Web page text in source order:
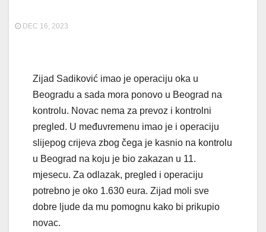
DEC 16, 2023
Zijad Sadiković imao je operaciju oka u
Beogradu a sada mora ponovo u Beograd na
kontrolu. Novac nema za prevoz i kontrolni
pregled. U međuvremenu imao je i operaciju
slijepog crijeva zbog čega je kasnio na kontrolu
u Beograd na koju je bio zakazan u 11.
mjesecu. Za odlazak, pregled i operaciju
potrebno je oko 1.630 eura. Zijad moli sve
dobre ljude da mu pomognu kako bi prikupio
novac.